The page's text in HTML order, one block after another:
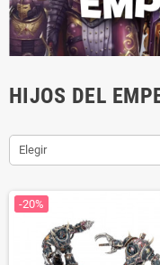
HIJOS DEL
Elegir
-20%